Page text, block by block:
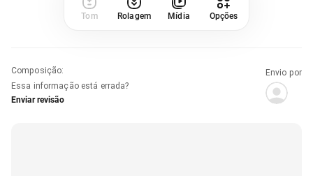
Tom Rolagem Mídia Opções
Composição:
Essa informação está errada?
Enviar revisão
Envio por